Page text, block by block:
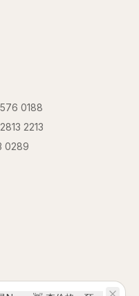
0188
2213
0289